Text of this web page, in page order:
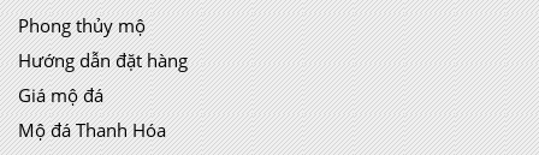
Phong thủy mộ
Hướng dẫn đặt hàng
Giá mộ đá
Mộ đá Thanh Hóa